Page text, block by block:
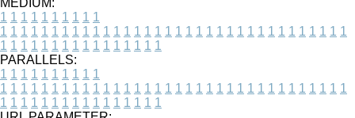
1 1 1 1 1 1 1 1 1 1
1 1 1 1 1 1 1 1 1 1 1 1 1 1 1 1 1 1 1 1 1 1 1 1 1 1 1 1 1 1 1 1 1 1
1 1 1 1 1 1 1 1 1 1 1 1 1 1 1 1
PARALLELS:
1 1 1 1 1 1 1 1 1 1
1 1 1 1 1 1 1 1 1 1 1 1 1 1 1 1 1 1 1 1 1 1 1 1 1 1 1 1 1 1 1 1 1 1
1 1 1 1 1 1 1 1 1 1 1 1 1 1 1 1